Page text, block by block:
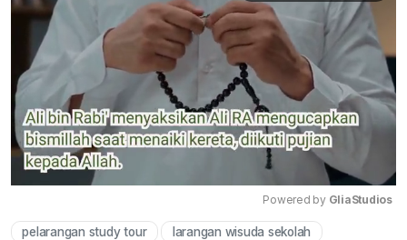
Powered by GliaStudios
pelarangan study tour larangan wisuda sekolah